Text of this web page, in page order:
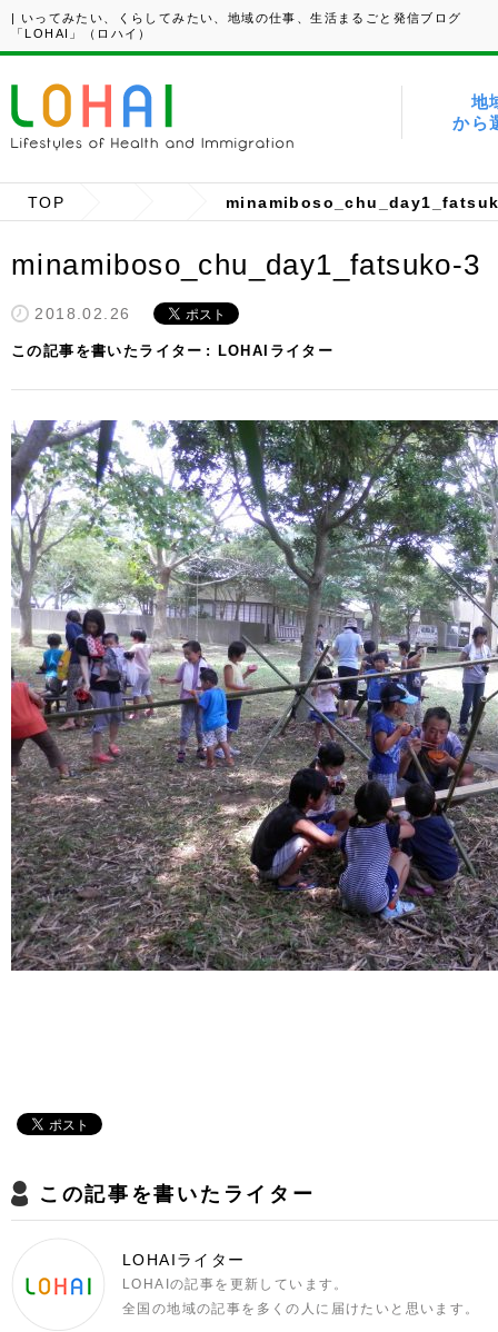
| いってみたい、くらしてみたい、地域の仕事、生活まるごと発信ブログ
「LOHAI」（ロハイ）
地
から
TOP
minamiboso_chu_day1_fatsuko-3
2018.02.26
この記事を書いたライター LOHAIライター
この記事を書いたライター
LOHAIライター
LOHAIの記事を更新しています。
全国の地域の記事を多くの人に届けたいと思います。